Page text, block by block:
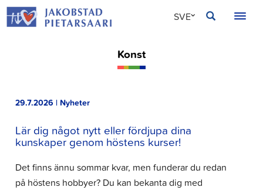
Hoppa
till
SVE
Konst
29.7.2026 | Nyheter
Lär dig något nytt eller fördjupa dina
kunskaper genom höstens kurser!
Det finns ännu sommar kvar, men funderar du redan
på höstens hobbyer? Du kan bekanta dig med